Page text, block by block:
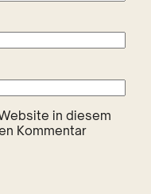
in diesem
Kommentar